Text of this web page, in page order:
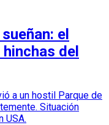
el
del
a un hostil Parque de
Situación
USA.